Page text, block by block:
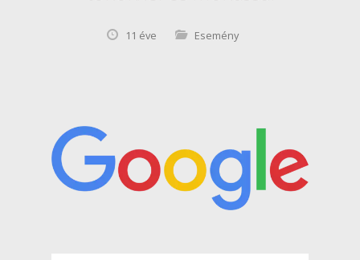
11 éve Esemény